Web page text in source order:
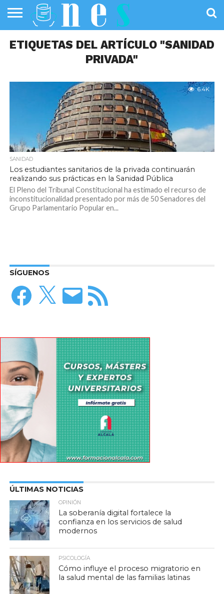
PÚBLICA
SANIDAD
INVESTIGACIÓN
ENTREVISTAS
PROFESIONALES
DE LA SALUD
INFOGRAFÍAS
DE SALUD
OPINIÓN
ETIQUETAS DEL ARTÍCULO "SANIDAD
PRIVADA"
6.4K
SANIDAD
Los estudiantes sanitarios de la privada continuarán
realizando sus prácticas en la Sanidad Pública
El Pleno del Tribunal Constitucional ha estimado el recurso de
inconstitucionalidad presentado por más de 50 Senadores del
Grupo Parlamentario Popular en...
SÍGUENOS
Facebook
X
Correo
electrónico
Feed
RSS
ÚLTIMAS NOTICIAS
OPINIÓN
La soberanía digital fortalece la
confianza en los servicios de salud
modernos
PSICOLOGÍA
Cómo influye el proceso migratorio en
la salud mental de las familias latinas